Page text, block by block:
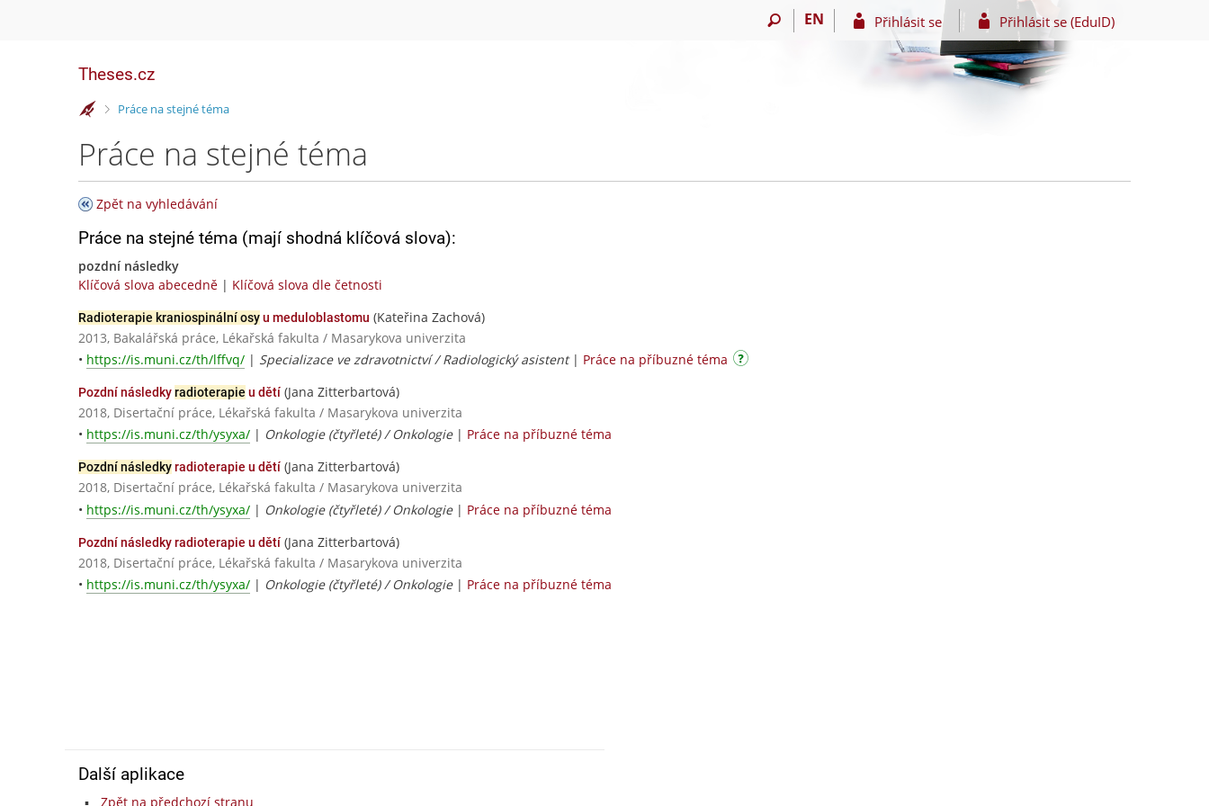
EN Přihlásit se Přihlásit se (EduID)
Theses.cz
>Práce na stejné téma
Práce na stejné téma
Zpět na vyhledávání
Práce na stejné téma (mají shodná klíčová slova):
pozdní následky
Klíčová slova abecedně | Klíčová slova dle četnosti
Radioterapie kraniospinální osyu meduloblastomu (Kateřina Zachová)
2013, Bakalářská práce, Lékařská fakulta / Masarykova univerzita
• https://is.muni.cz/th/lffvq/ | Specializace ve zdravotnictví / Radiologický asistent| Práce na příbuzné téma
Pozdní následkyradioterapie u dětí (Jana Zitterbartová)
2018, Disertační práce, Lékařská fakulta / Masarykova univerzita
• https://is.muni.cz/th/ysyxa/ | Onkologie (čtyřleté) / Onkologie| Práce na příbuzné téma
Pozdní následkyradioterapie u dětí (Jana Zitterbartová)
2018, Disertační práce, Lékařská fakulta / Masarykova univerzita
• https://is.muni.cz/th/ysyxa/ | Onkologie (čtyřleté) / Onkologie| Práce na příbuzné téma
Pozdní následky radioterapie u dětí (Jana Zitterbartová)
2018, Disertační práce, Lékařská fakulta / Masarykova univerzita
• https://is.muni.cz/th/ysyxa/ | Onkologie (čtyřleté) / Onkologie| Práce na příbuzné téma
Další aplikace
Zpět na předchozí stranu